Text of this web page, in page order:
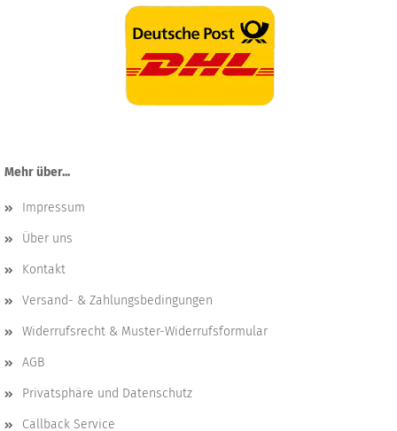
Mehr über...
Impressum
Über uns
Kontakt
Versand- & Zahlungsbedingungen
Widerrufsrecht & Muster-Widerrufsformular
AGB
Privatsphäre und Datenschutz
Callback Service